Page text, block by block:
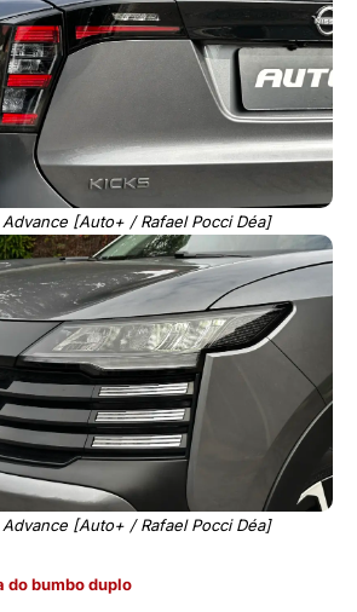
[Auto+ / Rafael Pocci Déa]
[Auto+ / Rafael Pocci Déa]
do bumbo duplo